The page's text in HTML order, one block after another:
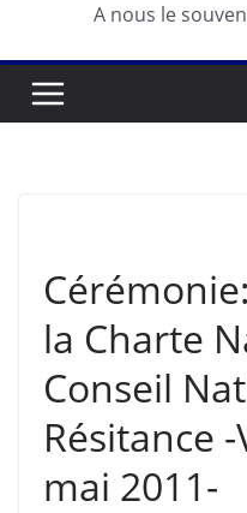
A nous le
la Charte
Conseil
Résitance
mai 2011-